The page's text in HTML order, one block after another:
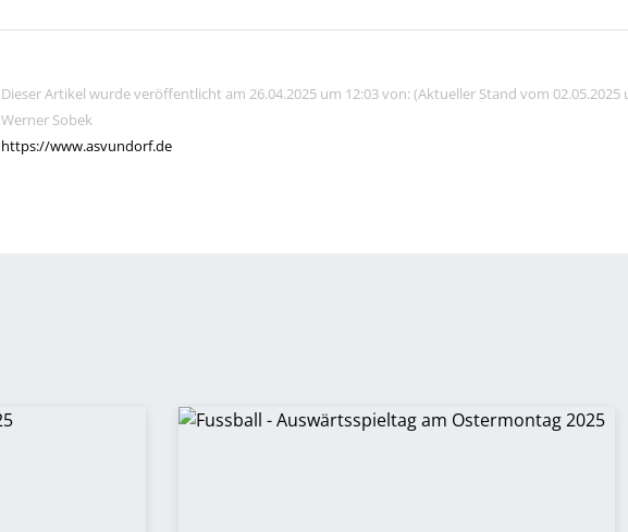
Dieser Artikel wurde veröffentlicht am 26.04.2025 um 12:03 von: (Aktueller Stand vom 02.05.2025
Werner Sobek
https://www.asvundorf.de